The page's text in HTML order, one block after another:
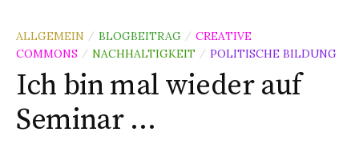
ALLGEMEIN / BLOGBEITRAG / CREATIVE
COMMONS / NACHHALTIGKEIT / POLITISCHE BILDUNG
Ich bin mal wieder auf
Seminar …